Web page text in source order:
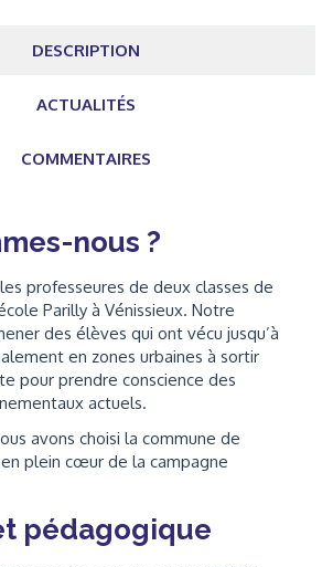
DESCRIPTION
ACTUALITÉS
COMMENTAIRES
nous ?
professeures de deux classes de
Parilly à Vénissieux. Notre
des élèves qui ont vécu jusqu’à
en zones urbaines à sortir
pour prendre conscience des
actuels.
avons choisi la commune de
plein cœur de la campagne
pédagogique